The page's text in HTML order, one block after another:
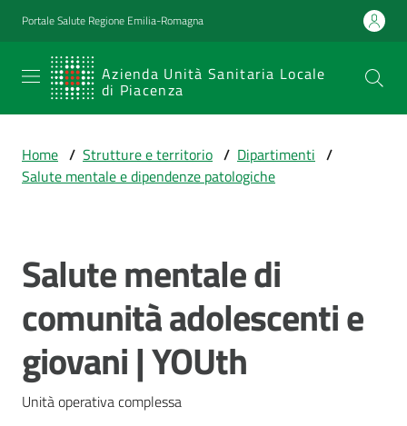
Vai al contenuto
Vai alla navigazione
Vai al footer
Portale Salute Regione Emilia-Romagna
Azienda Unità Sanitaria Locale
di Piacenza
SERVIZIO
SANITARIO
Emilia-
Romagna
Prestazioni
percorsi
di
cura
Home / Strutture e territorio / Dipartimenti /
Salute mentale e dipendenze patologiche
Salta al contenuto
Salute mentale di
comunità adolescenti e
giovani | YOUth
Unità operativa complessa